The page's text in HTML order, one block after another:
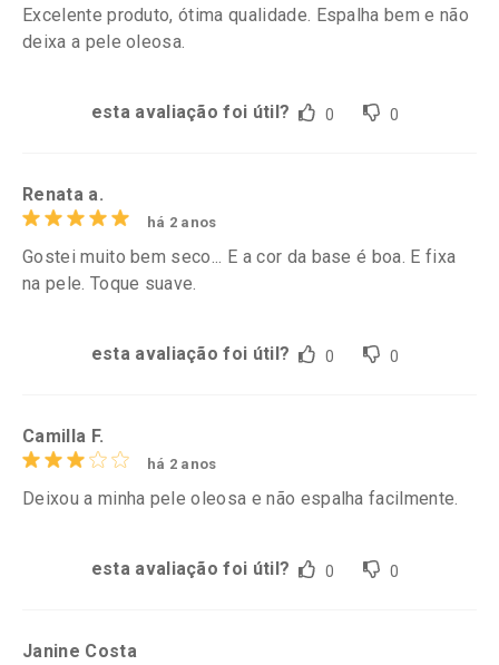
Excelente produto, ótima qualidade. Espalha bem e não
deixa a pele oleosa.
esta avaliação foi útil? 0 0
Renata a.
há 2 anos
Gostei muito bem seco... E a cor da base é boa. E fixa
na pele. Toque suave.
esta avaliação foi útil? 0 0
Camilla F.
há 2 anos
Deixou a minha pele oleosa e não espalha facilmente.
esta avaliação foi útil? 0 0
Janine Costa